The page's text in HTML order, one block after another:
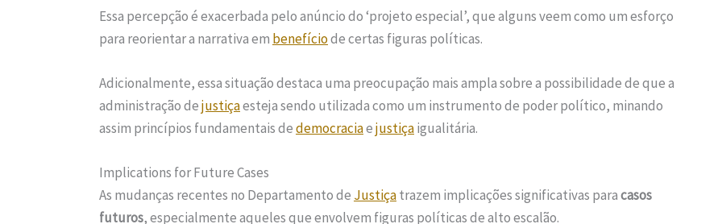
Essa percepção é exacerbada pelo anúncio do ‘projeto especial’, que alguns veem como um esforço
para reorientar a narrativa em benefíciode certas figuras políticas.
Adicionalmente, essa situação destaca uma preocupação mais ampla sobre a possibilidade de que a
administração dejustiçaesteja sendo utilizada como um instrumento de poder político, minando
assim princípios fundamentais dedemocraciaejustiçaigualitária.
Implications for Future Cases
As mudanças recentes no Departamento de Justiçatrazem implicações significativas paracasos
futuros, especialmente aqueles que envolvem figuras políticas de alto escalão.